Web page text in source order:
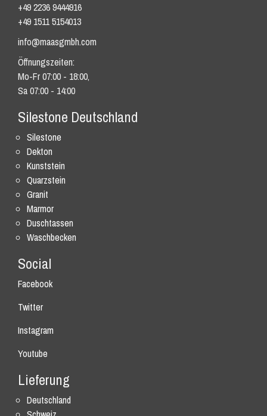
+49 2236 9444916
+49 1511 5154013
info@maasgmbh.com
Öffnungszeiten:
Mo-Fr 07:00 - 18:00,
Sa 07:00 - 14:00
Silestone Deutschland
Silestone
Dekton
Kunststein
Quarzstein
Granit
Marmor
Duschtassen
Waschbecken
Social
Facebook
Twitter
Instagram
Youtube
Lieferung
Deutschland